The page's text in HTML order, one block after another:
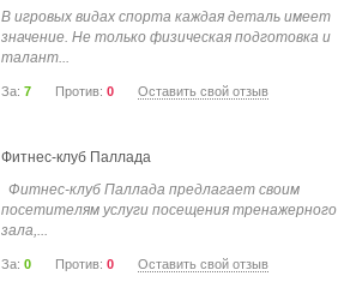
В игровых видах спорта каждая деталь имеет
значение. Не только физическая подготовка и
талант...
За: 7 Против: 0 Оставить свой отзыв
Фитнес-клуб Паллада
Фитнес-клуб Паллада предлагает своим
посетителям услуги посещения тренажерного
зала,...
За: 0 Против: 0 Оставить свой отзыв